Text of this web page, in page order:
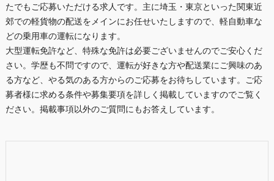
たでもご応募いただける求人です。主に埼玉・東京といった関東近
郊での軽貨物の配送をメインにお任せいたしますので、軽自動車な
どの乗用車の運転になります。
大型運転免許など、特殊な免許は必要ございませんのでご安心くだ
さい。学歴も不問ですので、運転が好きな方や配送業にご興味のあ
る方など、やる気のある方からのご応募をお待ちしています。ご応
募者様に求める条件や募集要項を詳しく掲載していますのでご覧く
ださい。掲載事項以外のご質問にもお答えしています。